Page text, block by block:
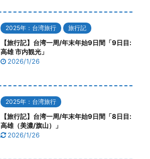
2025年：台湾旅行 旅行記
【旅行記】台湾一周/年末年始9日間「9日目:
高雄 市内観光」
2026/1/26
2025年：台湾旅行
【旅行記】台湾一周/年末年始9日間「8日目:
高雄（美濃/旗山）」
2026/1/26